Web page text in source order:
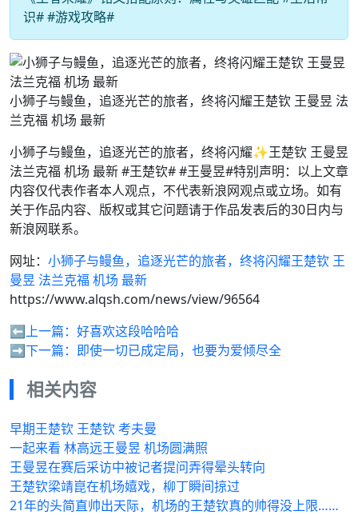
识# #游戏攻略#
小狮子与鳗鱼，追逐光芒的旅者，终将闪耀王楚钦 王曼昱 法
兰克福 机场 最新
小狮子与鳗鱼，追逐光芒的旅者，终将闪耀✨王楚钦 王曼昱
法兰克福 机场 最新 #王楚钦# #王曼昱#特别声明：以上文章
内容仅代表作者本人观点，不代表新浪网观点或立场。如有
关于作品内容、版权或其它问题请于作品发表后的30日内与
新浪网联系。
网址： 小狮子与鳗鱼，追逐光芒的旅者，终将闪耀王楚钦 王
曼昱 法兰克福 机场 最新
https://www.alqsh.com/news/view/96564
⬅️上一篇： 好喜欢这段哈哈哈
➡️下一篇： 即使一切已成定局，也要为爱倾尽全
相关内容
早期王楚钦 王楚钦 考夫曼
一起来看 林高远王曼昱 机场圆满照
王曼昱在赛后采访中被记者提问弄得晕头转向
王楚钦梁靖崑在机场嬉戏，柳丁瞬间掠过
21年的头简直帅出天际，机场的王楚钦真的帅得没上限……